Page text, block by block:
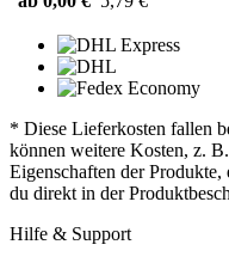
* Diese Lieferkosten fallen
können weitere Kosten, z.
Eigenschaften der
du direkt in der
Hilfe & Support